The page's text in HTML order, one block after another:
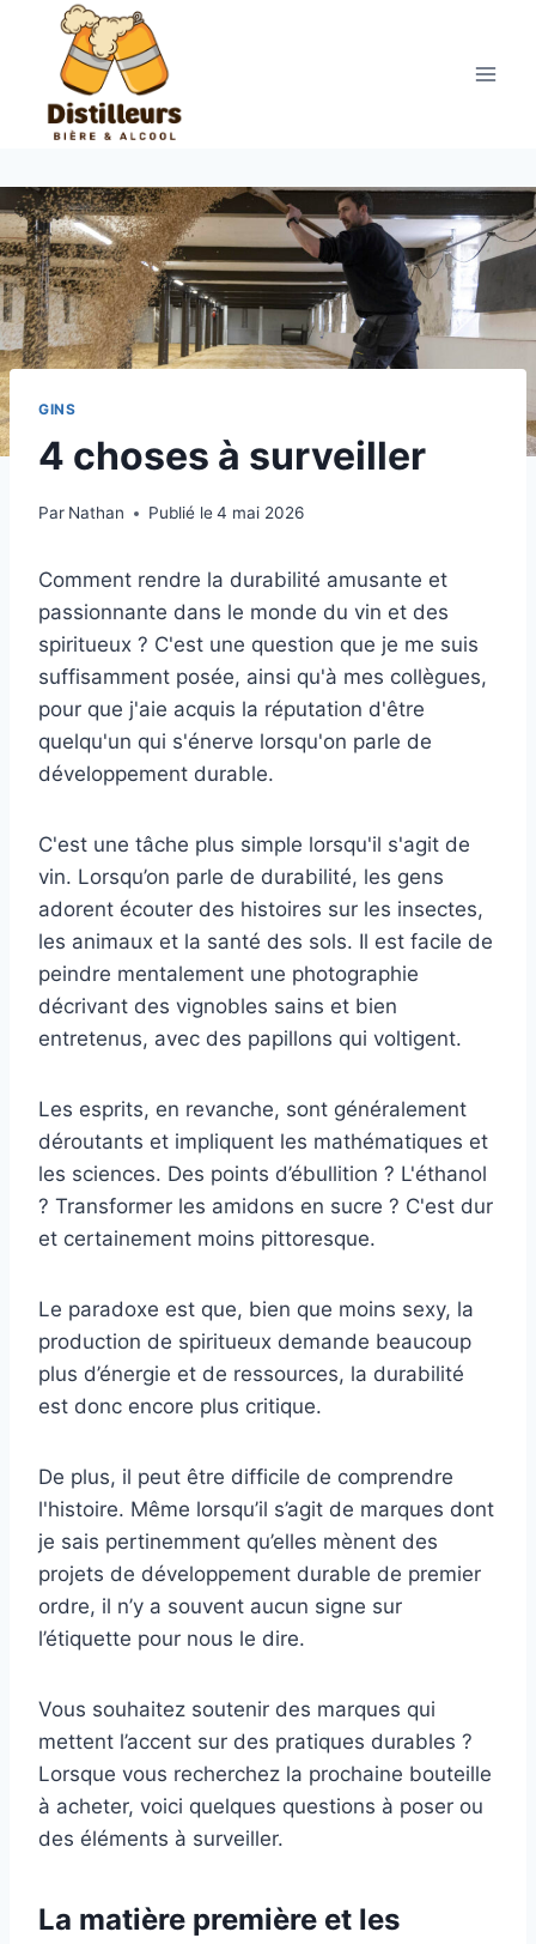
contenu
GINS
4 choses à surveiller
Par Nathan Publié le 4 mai 2026
Comment rendre la durabilité amusante et
passionnante dans le monde du vin et des
spiritueux ? C'est une question que je me suis
suffisamment posée, ainsi qu'à mes collègues,
pour que j'aie acquis la réputation d'être
quelqu'un qui s'énerve lorsqu'on parle de
développement durable.
C'est une tâche plus simple lorsqu'il s'agit de
vin. Lorsqu’on parle de durabilité, les gens
adorent écouter des histoires sur les insectes,
les animaux et la santé des sols. Il est facile de
peindre mentalement une photographie
décrivant des vignobles sains et bien
entretenus, avec des papillons qui voltigent.
Les esprits, en revanche, sont généralement
déroutants et impliquent les mathématiques et
les sciences. Des points d’ébullition ? L'éthanol
? Transformer les amidons en sucre ? C'est dur
et certainement moins pittoresque.
Le paradoxe est que, bien que moins sexy, la
production de spiritueux demande beaucoup
plus d’énergie et de ressources, la durabilité
est donc encore plus critique.
De plus, il peut être difficile de comprendre
l'histoire. Même lorsqu’il s’agit de marques dont
je sais pertinemment qu’elles mènent des
projets de développement durable de premier
ordre, il n’y a souvent aucun signe sur
l’étiquette pour nous le dire.
Vous souhaitez soutenir des marques qui
mettent l’accent sur des pratiques durables ?
Lorsque vous recherchez la prochaine bouteille
à acheter, voici quelques questions à poser ou
des éléments à surveiller.
La matière première et les